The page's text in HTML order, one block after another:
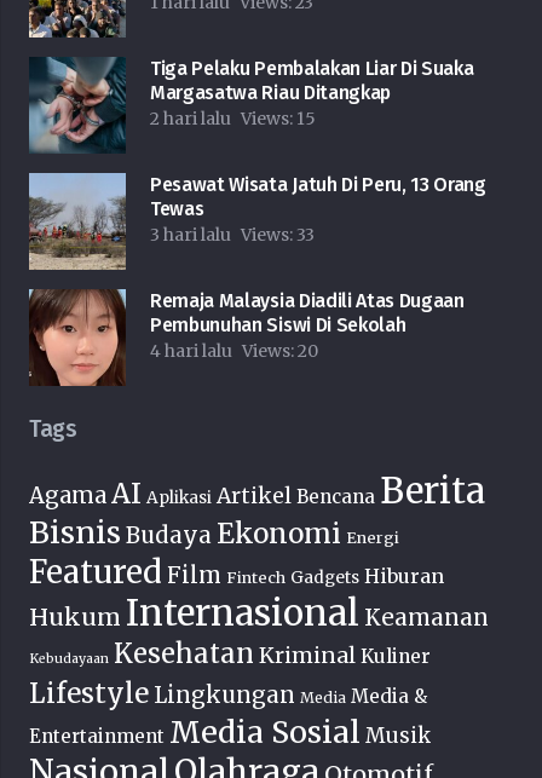
Tiga Pelaku Pembalakan Liar Di Suaka
Margasatwa Riau Ditangkap
2 hari lalu Views: 15
Pesawat Wisata Jatuh Di Peru, 13 Orang
Tewas
3 hari lalu Views: 33
Remaja Malaysia Diadili Atas Dugaan
Pembunuhan Siswi Di Sekolah
4 hari lalu Views:20
Tags
AgamaAI Aplikasi Artikel Bencana Berita
Bisnis Budaya Ekonomi Energi
Featured Film Fintech Gadgets Hiburan
Hukum Internasional Keamanan
Kebudayaan Kesehatan Kriminal Kuliner
Lifestyle Lingkungan Media Media &
Entertainment Media Sosial Musik